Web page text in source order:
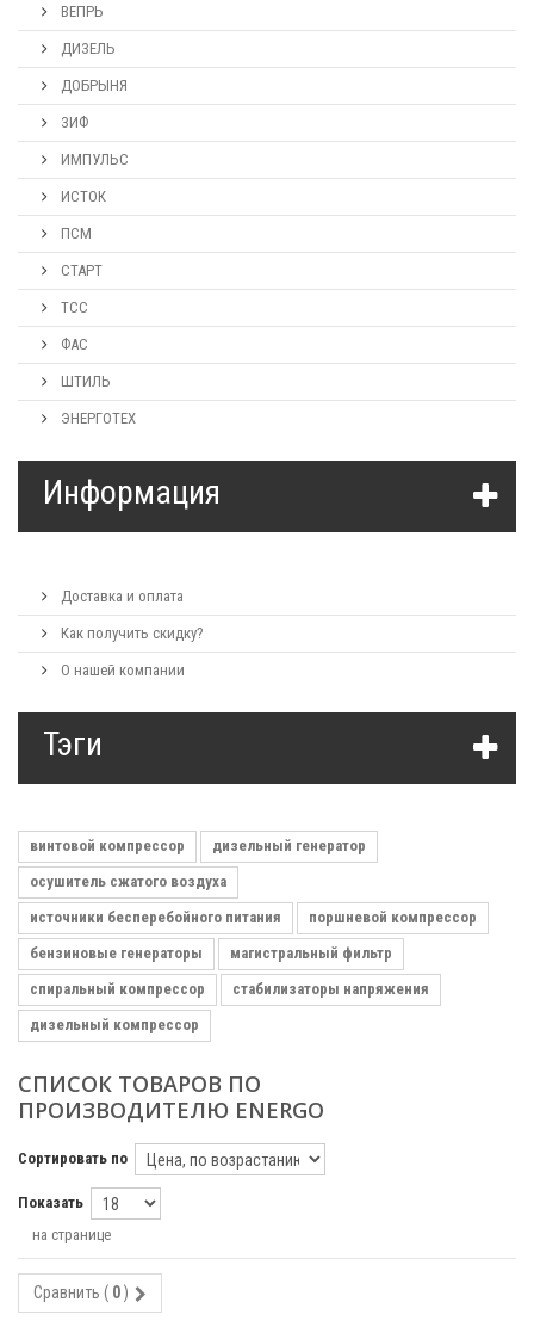
ВЕПРЬ
ДИЗЕЛЬ
ДОБРЫНЯ
ЗИФ
ИМПУЛЬС
ИСТОК
ПСМ
СТАРТ
ТСС
ФАС
ШТИЛЬ
ЭНЕРГОТЕХ
Информация
Доставка и оплата
Как получить скидку?
О нашей компании
Тэги
винтовой компрессор
дизельный генератор
осушитель сжатого воздуха
источники бесперебойного питания
поршневой компрессор
бензиновые генераторы
магистральный фильтр
спиральный компрессор
стабилизаторы напряжения
дизельный компрессор
СПИСОК ТОВАРОВ ПО
ПРОИЗВОДИТЕЛЮ ENERGO
Сортировать по
Показать
на странице
Сравнить ( 0)